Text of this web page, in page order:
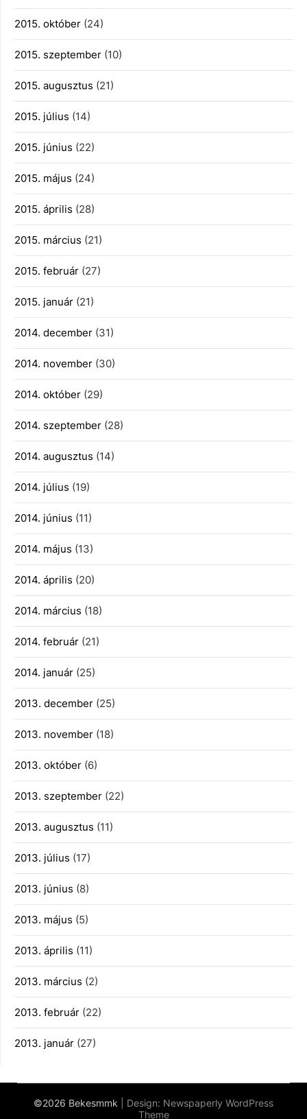
2015. október (24)
2015. szeptember (10)
2015. augusztus (21)
2015. július (14)
2015. június (22)
2015. május (24)
2015. április (28)
2015. március (21)
2015. február (27)
2015. január (21)
2014. december (31)
2014. november (30)
2014. október (29)
2014. szeptember (28)
2014. augusztus (14)
2014. július (19)
2014. június (11)
2014. május (13)
2014. április (20)
2014. március (18)
2014. február (21)
2014. január (25)
2013. december (25)
2013. november (18)
2013. október (6)
2013. szeptember (22)
2013. augusztus (11)
2013. július (17)
2013. június (8)
2013. május (5)
2013. április (11)
2013. március (2)
2013. február (22)
2013. január (27)
©2026 Bekesmmk | Design: Newspaperly WordPress
Theme